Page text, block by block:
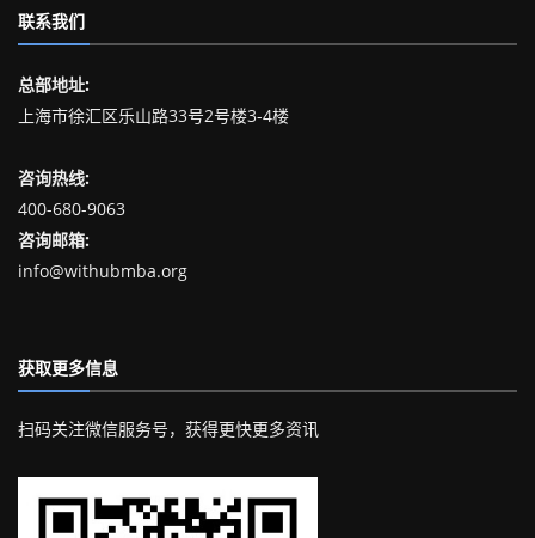
联系我们
总部地址:
上海市徐汇区乐山路33号2号楼3-4楼
咨询热线:
400-680-9063
咨询邮箱:
info@withubmba.org
获取更多信息
扫码关注微信服务号，获得更快更多资讯